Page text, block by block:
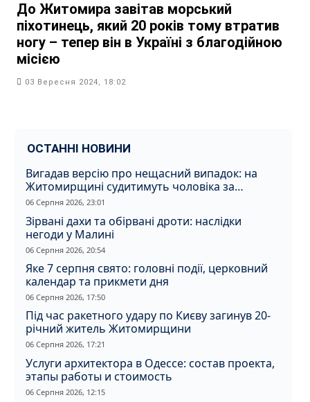
До Житомира завітав морський
піхотинець, який 20 років тому втратив
ногу – тепер він в Україні з благодійною
місією
03 Вересня 2024, 18:02
ОСТАННІ НОВИНИ
Вигадав версію про нещасний випадок: на
Житомирщині судитимуть чоловіка за
вбивство співмешканки
06 Серпня 2026, 23:01
Зірвані дахи та обірвані дроти: наслідки
негоди у Малині
06 Серпня 2026, 20:54
Яке 7 серпня свято: головні події, церковний
календар та прикмети дня
06 Серпня 2026, 17:50
Під час ракетного удару по Києву загинув 20-
річний житель Житомирщини
06 Серпня 2026, 17:21
Услуги архитектора в Одессе: состав проекта,
этапы работы и стоимость
06 Серпня 2026, 12:15